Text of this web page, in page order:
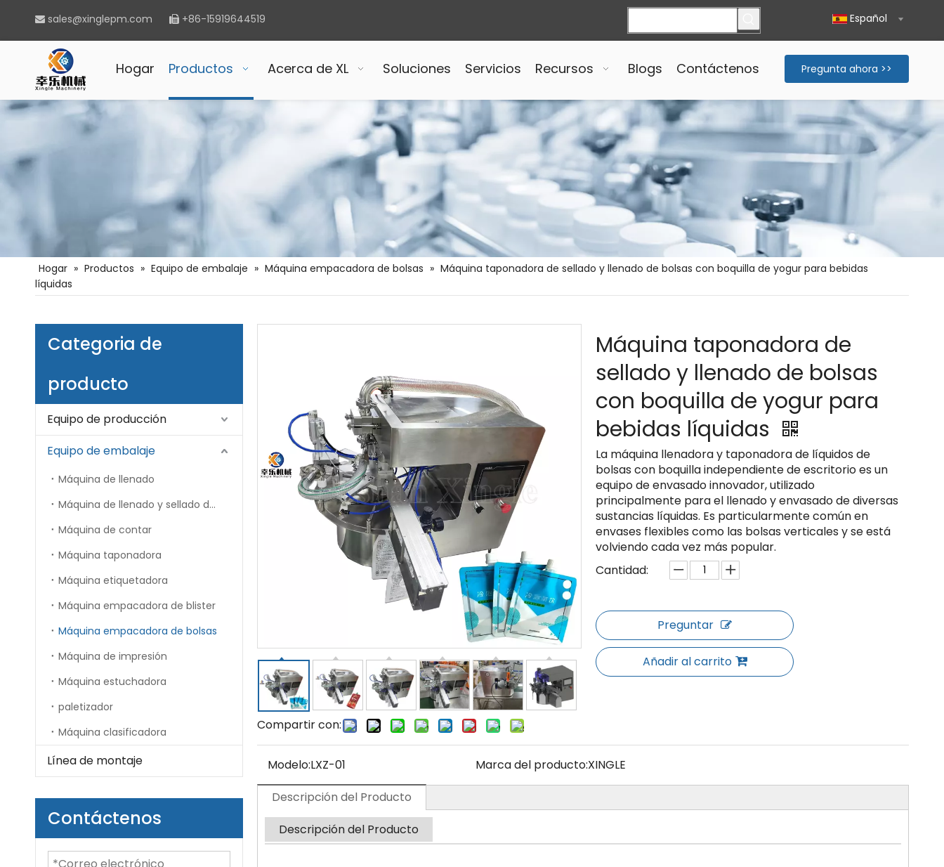
 sales@xinglepm.com  +86-15919644519 Español
Hogar Productos Acerca de XL Soluciones Servicios Recursos Blogs Contáctenos Pregunta ahora >>
Hogar » Productos » Equipo de embalaje » Máquina empacadora de bolsas » Máquina taponadora de sellado y llenado de bolsas con boquilla de yogur para bebidas
líquidas
Categoria de
producto
Equipo de producción
Equipo de embalaje
Máquina de llenado
Máquina de llenado y sellado de tubos
Máquina de contar
Máquina taponadora
Máquina etiquetadora
Máquina empacadora de blister
Máquina empacadora de bolsas
Máquina de impresión
Máquina estuchadora
paletizador
Máquina clasificadora
Línea de montaje
Contáctenos
Compartir con:
Máquina taponadora de
sellado y llenado de bolsas
con boquilla de yogur para
bebidas líquidas
La máquina llenadora y taponadora de líquidos de
bolsas con boquilla independiente de escritorio es un
equipo de envasado innovador, utilizado
principalmente para el llenado y envasado de diversas
sustancias líquidas. Es particularmente común en
envases flexibles como las bolsas verticales y se está
volviendo cada vez más popular.
Cantidad:
Preguntar
Añadir al carrito
Modelo:LXZ-01 Marca del producto:XINGLE
Descripción del Producto
Descripción del Producto